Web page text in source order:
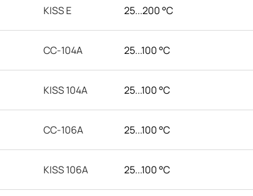
KISS E 25...200 °C
CC-104A 25...100 °C
KISS 104A 25...100 °C
CC-106A 25...100 °C
KISS 106A 25...100 °C